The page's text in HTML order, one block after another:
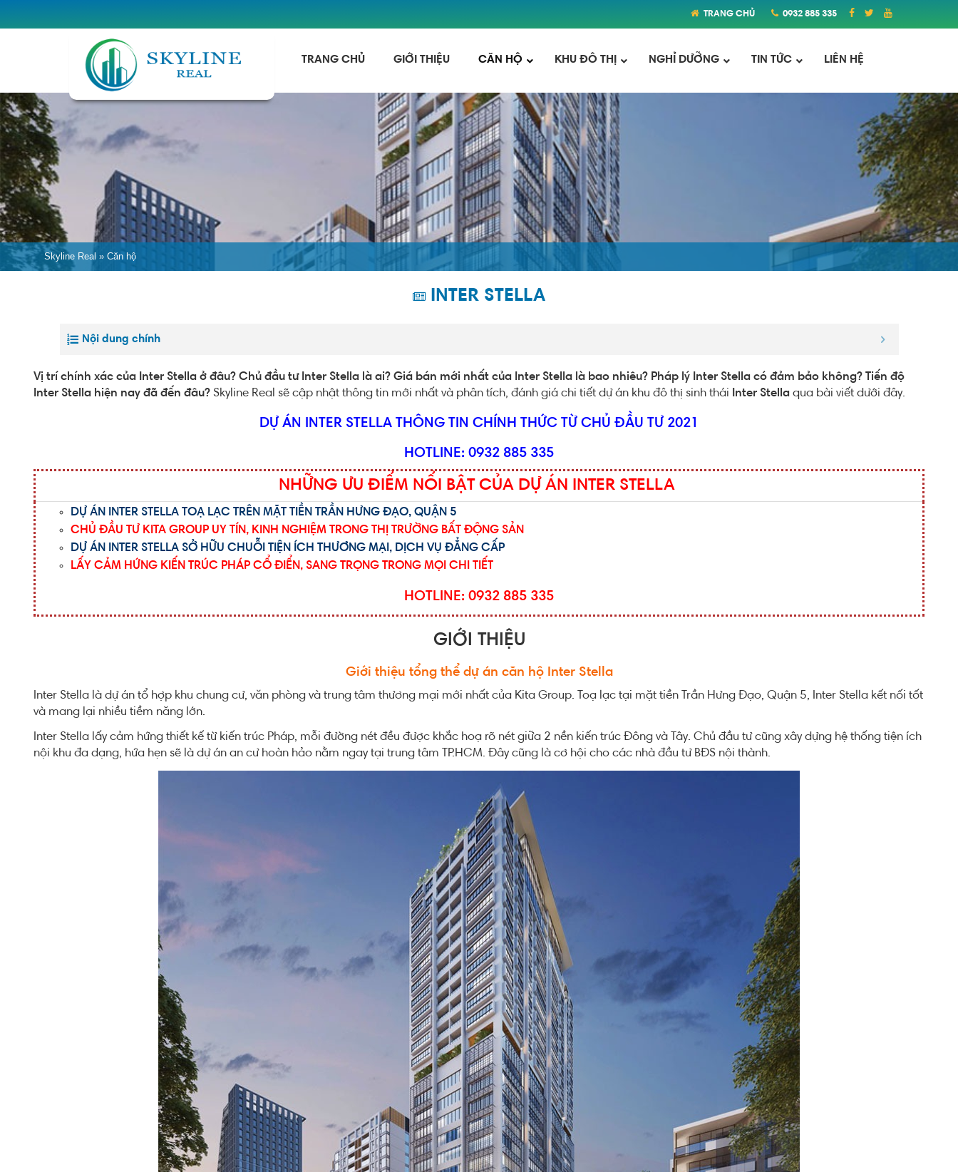
TRANG CHỦ 0932 885 335
TRANG CHỦ GIỚI THIỆU CĂN HỘ KHU ĐÔ THỊ NGHỈ DƯỠNG TIN TỨC LIÊN HỆ
Skyline Real » Căn hộ
INTER STELLA
Nội dung chính
Vị trí chính xác của Inter Stella ở đâu? Chủ đầu tư Inter Stella là ai? Giá bán mới nhất của Inter Stella là bao nhiêu? Pháp lý Inter Stella có đảm bảo không? Tiến độ
Inter Stella hiện nay đã đến đâu? Skyline Real sẽ cập nhật thông tin mới nhất và phân tích, đánh giá chi tiết dự án khu đô thị sinh thái Inter Stella qua bài viết dưới đây.
DỰ ÁN INTER STELLA THÔNG TIN CHÍNH THỨC TỪ CHỦ ĐẦU TƯ 2021
HOTLINE: 0932 885 335
NHỮNG ƯU ĐIỂM NỔI BẬT CỦA DỰ ÁN INTER STELLA
DỰ ÁN INTER STELLA TOẠ LẠC TRÊN MẶT TIỀN TRẦN HƯNG ĐẠO, QUẬN 5
CHỦ ĐẦU TƯ KITA GROUP UY TÍN, KINH NGHIỆM TRONG THỊ TRƯỜNG BẤT ĐỘNG SẢN
DỰ ÁN INTER STELLA SỞ HỮU CHUỖI TIỆN ÍCH THƯƠNG MẠI, DỊCH VỤ ĐẲNG CẤP
LẤY CẢM HỨNG KIẾN TRÚC PHÁP CỔ ĐIỂN, SANG TRỌNG TRONG MỌI CHI TIẾT
HOTLINE: 0932 885 335
GIỚI THIỆU
Giới thiệu tổng thể dự án căn hộ Inter Stella
Inter Stella là dự án tổ hợp khu chung cư, văn phòng và trung tâm thương mại mới nhất của Kita Group. Toạ lạc tại mặt tiền Trần Hưng Đạo, Quận 5, Inter Stella kết nối tốt
và mang lại nhiều tiềm năng lớn.
Inter Stella lấy cảm hứng thiết kế từ kiến trúc Pháp, mỗi đường nét đều được khắc hoạ rõ nét giữa 2 nền kiến trúc Đông và Tây. Chủ đầu tư cũng xây dựng hệ thống tiện ích
nội khu đa dạng, hứa hẹn sẽ là dự án an cư hoàn hảo nằm ngay tại trung tâm TP.HCM. Đây cũng là cơ hội cho các nhà đầu tư BĐS nội thành.